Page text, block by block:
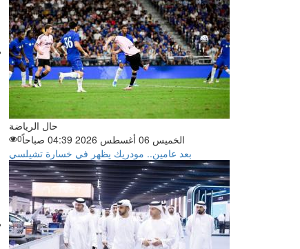
حال الرياضة
الخميس 06 أغسطس 2026 04:39 صباحاً
0
بعد عامين.. مودريك يظهر في خسارة تشيلسي